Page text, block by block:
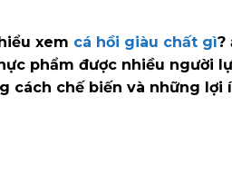
xem cá hồi giàu chất gì?
phẩm được nhiều người
cách chế biến và những lợi